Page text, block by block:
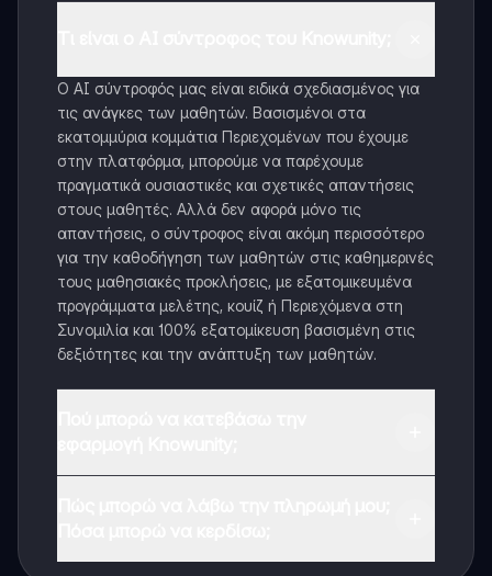
Ο AI σύντροφός μας είναι ειδικά σχεδιασμένος για
τις ανάγκες των μαθητών. Βασισμένοι στα
εκατομμύρια κομμάτια Περιεχομένων που έχουμε
στην πλατφόρμα, μπορούμε να παρέχουμε
πραγματικά ουσιαστικές και σχετικές απαντήσεις
στους μαθητές. Αλλά δεν αφορά μόνο τις
απαντήσεις, ο σύντροφος είναι ακόμη περισσότερο
για την καθοδήγηση των μαθητών στις καθημερινές
τους μαθησιακές προκλήσεις, με εξατομικευμένα
προγράμματα μελέτης, κουίζ ή Περιεχόμενα στη
Συνομιλία και 100% εξατομίκευση βασισμένη στις
δεξιότητες και την ανάπτυξη των μαθητών.